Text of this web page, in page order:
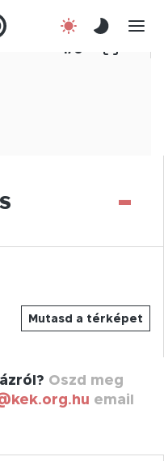
1/ 0
-
Mutasd a térképet
Oszd meg
email